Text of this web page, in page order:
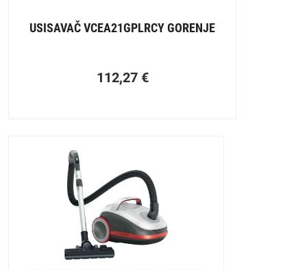
USISAVAČ VCEA21GPLRCY GORENJE
112,27 €